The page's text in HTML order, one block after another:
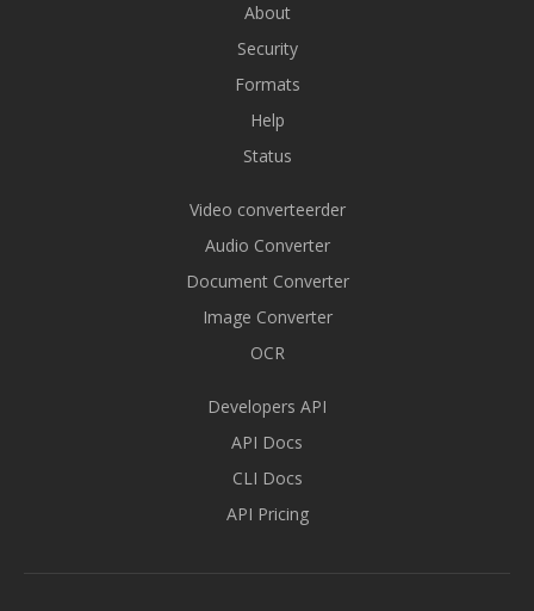
About
Security
Formats
Help
Status
Video converteerder
Audio Converter
Document Converter
Image Converter
OCR
Developers API
API Docs
CLI Docs
API Pricing